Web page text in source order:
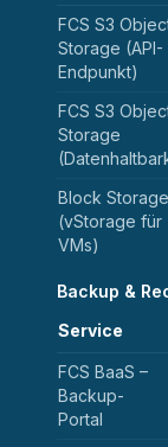
FCS S3
Storage (API-
Endpunkt)
FCS S3
Storage
Block Storage
(vStorage für
VMs)
Backup &
Service
FCS BaaS –
Backup-
Portal